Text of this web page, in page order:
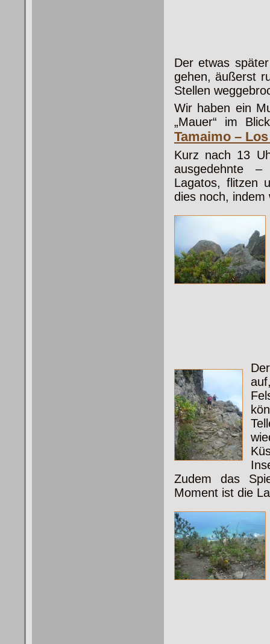
Der etwas
gehen, äußerst
Stellen
Wir haben ein
„Mauer“ im
Tamaimo –
Kurz nach 13
ausgedehnte
Lagatos, flitzen
dies noch, indem
Zudem das
Moment ist die